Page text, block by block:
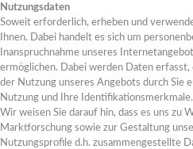
Nutzungsdaten
Soweit erforderlich, erheben und
Ihnen. Dabei handelt es sich um
Inanspruchnahme unseres
ermöglichen. Dabei werden Daten
der Nutzung unseres Angebots durch Sie
Nutzung und Ihre Identifikationsmerkmale.
Wir weisen Sie darauf hin, dass es uns zu
Marktforschung sowie zur Gestaltung
Nutzungsprofile d.h. zusammengestellte